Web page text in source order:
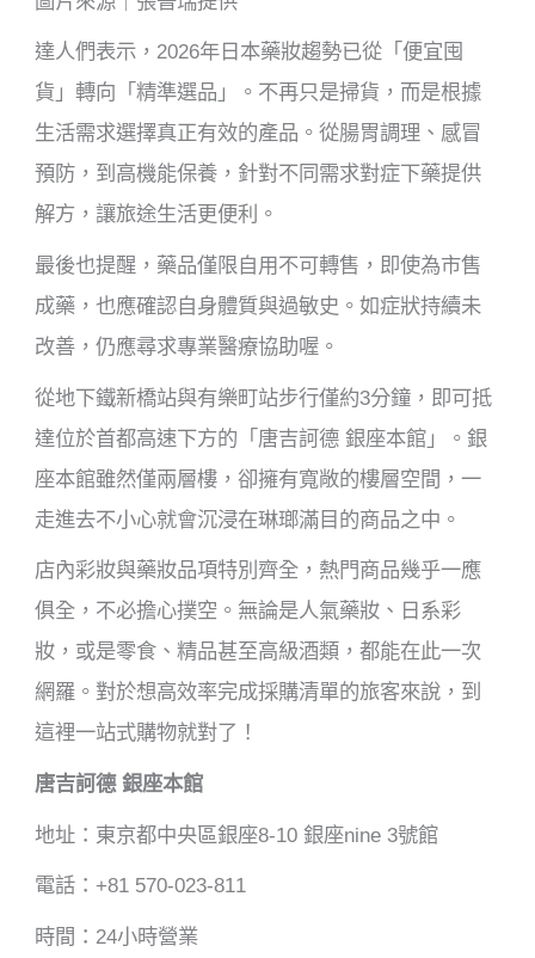
達人們表示，2026年日本藥妝趨勢已從「便宜囤
貨」轉向「精準選品」。不再只是掃貨，而是根據
生活需求選擇真正有效的產品。從腸胃調理、感冒
預防，到高機能保養，針對不同需求對症下藥提供
解方，讓旅途生活更便利。
最後也提醒，藥品僅限自用不可轉售，即使為市售
成藥，也應確認自身體質與過敏史。如症狀持續未
改善，仍應尋求專業醫療協助喔。
從地下鐵新橋站與有樂町站步行僅約3分鐘，即可抵
達位於首都高速下方的「唐吉訶德 銀座本館」。銀
座本館雖然僅兩層樓，卻擁有寬敞的樓層空間，一
走進去不小心就會沉浸在琳瑯滿目的商品之中。
店內彩妝與藥妝品項特別齊全，熱門商品幾乎一應
俱全，不必擔心撲空。無論是人氣藥妝、日系彩
妝，或是零食、精品甚至高級酒類，都能在此一次
網羅。對於想高效率完成採購清單的旅客來說，到
這裡一站式購物就對了！
唐吉訶德 銀座本館
地址：東京都中央區銀座8-10 銀座nine 3號館
電話：+81 570-023-811
時間：24小時營業